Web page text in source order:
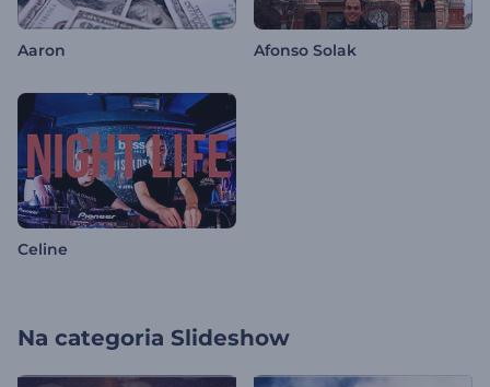
Aaron Afonso Solak
Celine
Na categoria Slideshow